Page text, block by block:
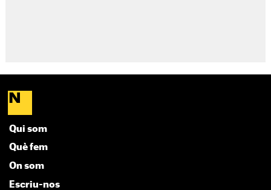
Qui som
Què fem
On som
Escriu-nos